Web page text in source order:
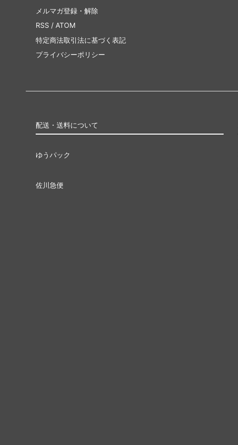
メルマガ登録・解除
RSS / ATOM
特定商法取引法に基づく表記
プライバシーポリシー
配送・送料について
ゆうパック
佐川急便